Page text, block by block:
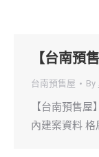
【台南預
台南預售屋 By
【台南預售
內建案資料